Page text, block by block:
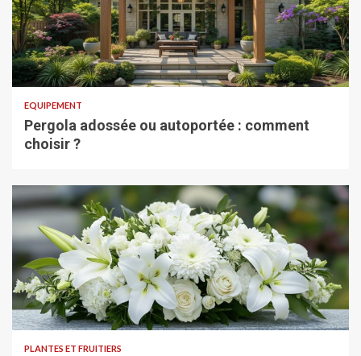
EQUIPEMENT
Pergola adossée ou autoportée : comment
choisir ?
PLANTES ET FRUITIERS